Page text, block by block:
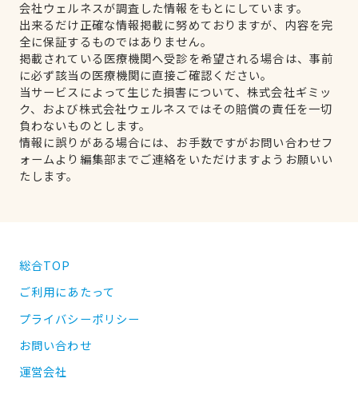
会社ウェルネスが調査した情報をもとにしています。
出来るだけ正確な情報掲載に努めておりますが、内容を完
全に保証するものではありません。
掲載されている医療機関へ受診を希望される場合は、事前
に必ず該当の医療機関に直接ご確認ください。
当サービスによって生じた損害について、株式会社ギミッ
ク、および株式会社ウェルネスではその賠償の責任を一切
負わないものとします。
情報に誤りがある場合には、お手数ですがお問い合わせフ
ォームより編集部までご連絡をいただけますようお願いい
たします。
総合TOP
ご利用にあたって
プライバシーポリシー
お問い合わせ
運営会社